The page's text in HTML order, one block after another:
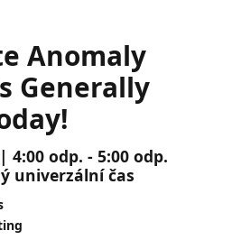
Anomaly
Generally
4:00 odp. - 5:00 odp.
univerzální čas